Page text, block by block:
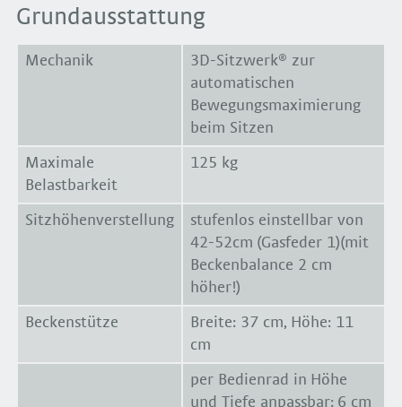
Grundausstattung
Mechanik
3D-Sitzwerk® zur
automatischen
Bewegungsmaximierung
beim Sitzen
Maximale
Belastbarkeit
125 kg
Sitzhöhenverstellung
stufenlos einstellbar von
42-52cm (Gasfeder 1)(mit
Beckenbalance 2 cm
höher!)
Beckenstütze
Breite: 37 cm, Höhe: 11
cm
per Bedienrad in Höhe
und Tiefe anpassbar: 6 cm